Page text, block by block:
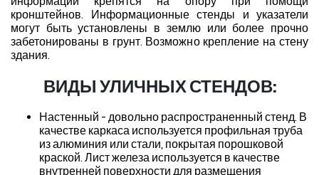
кронштейнов. Информационные стенды и указатели
могут быть установлены в землю или более прочно
забетонированы в грунт. Возможно крепление на стену
здания.
ВИДЫ УЛИЧНЫХ СТЕНДОВ:
Настенный - довольно распространенный стенд. В
качестве каркаса используется профильная труба
из алюминия или стали, покрытая порошковой
краской. Лист железа используется в качестве
внутренней поверхности для размещения